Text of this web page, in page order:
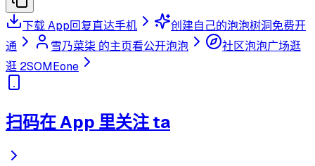
下载 App回复直达手机 创建自己的泡泡树洞免费开
通
雪乃菜柒 的主页看公开泡泡 社区泡泡广场逛
逛 2SOMEone
扫码在 App 里关注 ta